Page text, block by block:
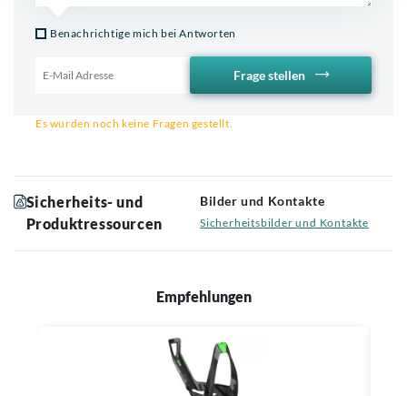
Benachrichtige mich bei Antworten
Frage stellen
Es wurden noch keine Fragen gestellt.
Sicherheits- und
Produktressourcen
Bilder und Kontakte
Sicherheitsbilder und Kontakte
Empfehlungen